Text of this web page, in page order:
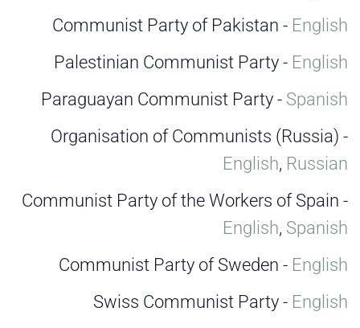
Communist Party of Pakistan - English
Palestinian Communist Party - English
Paraguayan Communist Party - Spanish
Organisation of Communists (Russia) -
English, Russian
Communist Party of the Workers of Spain -
English, Spanish
Communist Party of Sweden - English
Swiss Communist Party - English